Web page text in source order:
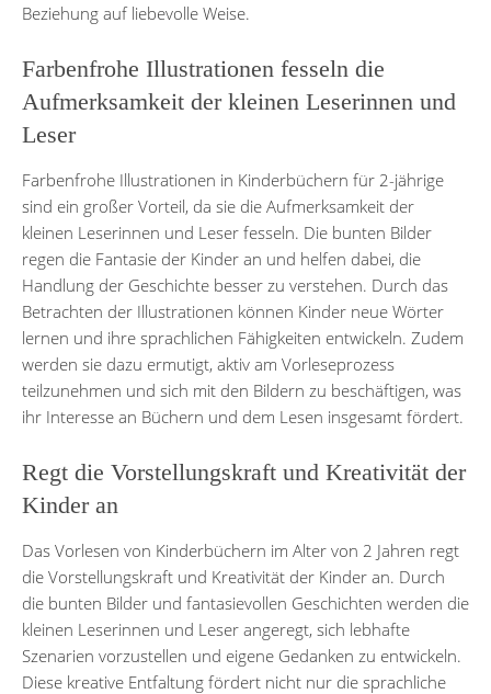
Beziehung auf liebevolle Weise.
Farbenfrohe Illustrationen fesseln die
Aufmerksamkeit der kleinen Leserinnen und
Leser
Farbenfrohe Illustrationen in Kinderbüchern für 2-jährige
sind ein großer Vorteil, da sie die Aufmerksamkeit der
kleinen Leserinnen und Leser fesseln. Die bunten Bilder
regen die Fantasie der Kinder an und helfen dabei, die
Handlung der Geschichte besser zu verstehen. Durch das
Betrachten der Illustrationen können Kinder neue Wörter
lernen und ihre sprachlichen Fähigkeiten entwickeln. Zudem
werden sie dazu ermutigt, aktiv am Vorleseprozess
teilzunehmen und sich mit den Bildern zu beschäftigen, was
ihr Interesse an Büchern und dem Lesen insgesamt fördert.
Regt die Vorstellungskraft und Kreativität der
Kinder an
Das Vorlesen von Kinderbüchern im Alter von 2 Jahren regt
die Vorstellungskraft und Kreativität der Kinder an. Durch
die bunten Bilder und fantasievollen Geschichten werden die
kleinen Leserinnen und Leser angeregt, sich lebhafte
Szenarien vorzustellen und eigene Gedanken zu entwickeln.
Diese kreative Entfaltung fördert nicht nur die sprachliche